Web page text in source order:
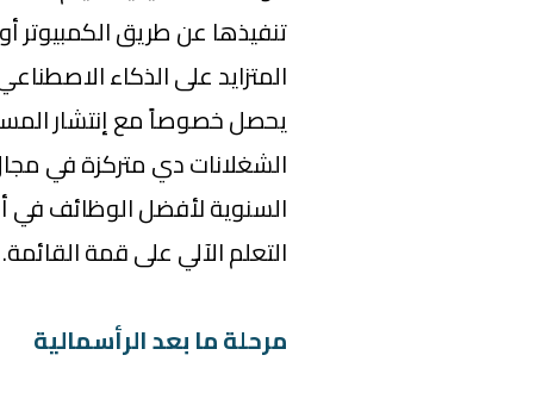
تنفيذها عن طريق الكمبيوتر
المتزايد على الذكاء
التعلم الآلي على قمة القائمة.
مرحلة ما بعد الرأسمالية